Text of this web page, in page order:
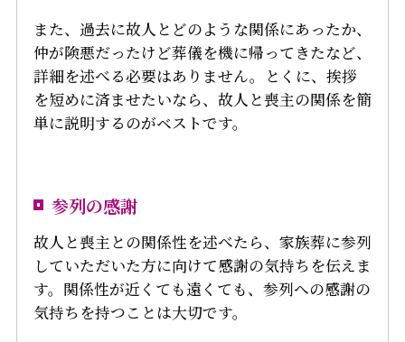
また、過去に故人とどのような関係にあったか、
仲が険悪だったけど葬儀を機に帰ってきたなど、
詳細を述べる必要はありません。とくに、挨拶
を短めに済ませたいなら、故人と喪主の関係を簡
単に説明するのがベストです。
参列の感謝
故人と喪主との関係性を述べたら、家族葬に参列
していただいた方に向けて感謝の気持ちを伝えま
す。関係性が近くても遠くても、参列への感謝の
気持ちを持つことは大切です。